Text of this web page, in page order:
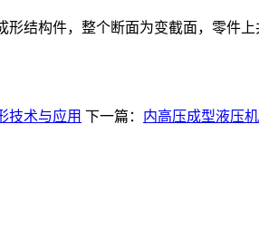
形结构件，整个断面为变截面，零件
技术与应用 下一篇： 内高压成型液压